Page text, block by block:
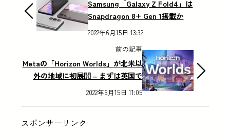
Samsung「Galaxy Z Fold4」は
Snapdragon 8+ Gen 1搭載か
2022年6月15日 13:32
前の記事
Metaの「Horizon Worlds」が北米以
外の地域に初展開 – まずは英国で
2022年6月15日 11:05
スポンサーリンク